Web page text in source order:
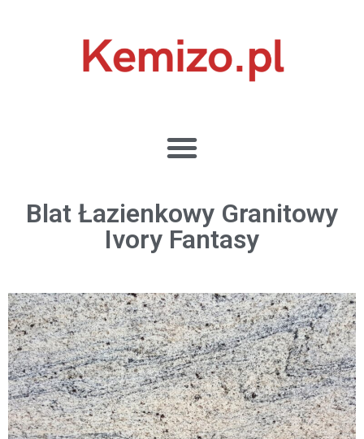
Blat Łazienkowy Granitowy
Ivory Fantasy